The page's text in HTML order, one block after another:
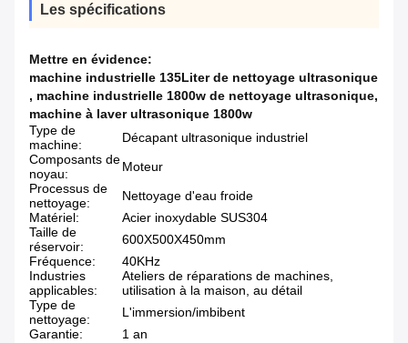
Les spécifications
Mettre en évidence:
machine industrielle 135Liter de nettoyage ultrasonique
, machine industrielle 1800w de nettoyage ultrasonique,
machine à laver ultrasonique 1800w
Type de
machine:
Décapant ultrasonique industriel
Composants de
noyau:
Moteur
Processus de
nettoyage:
Nettoyage d'eau froide
Matériel:
Acier inoxydable SUS304
Taille de
réservoir:
600X500X450mm
Fréquence:
40KHz
Industries
applicables:
Ateliers de réparations de machines,
utilisation à la maison, au détail
Type de
nettoyage:
L'immersion/imbibent
Garantie:
1 an